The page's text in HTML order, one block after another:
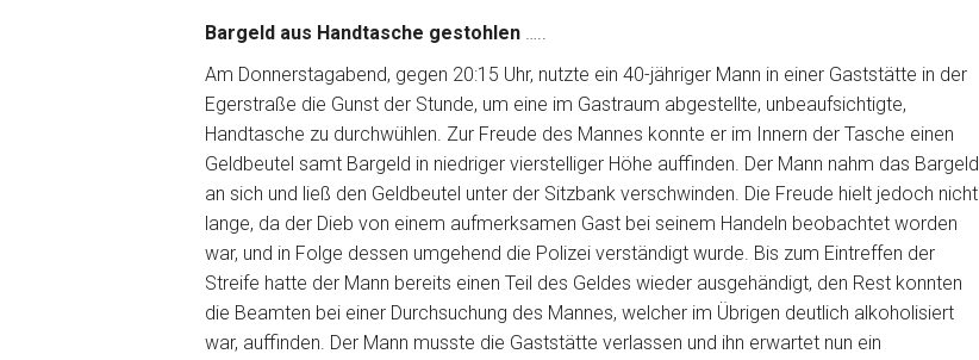
Bargeld aus Handtasche gestohlen …..
Am Donnerstagabend, gegen 20:15 Uhr, nutzte ein 40-jähriger Mann in einer Gaststätte in der
Egerstraße die Gunst der Stunde, um eine im Gastraum abgestellte, unbeaufsichtigte,
Handtasche zu durchwühlen. Zur Freude des Mannes konnte er im Innern der Tasche einen
Geldbeutel samt Bargeld in niedriger vierstelliger Höhe auffinden. Der Mann nahm das Bargeld
an sich und ließ den Geldbeutel unter der Sitzbank verschwinden. Die Freude hielt jedoch nicht
lange, da der Dieb von einem aufmerksamen Gast bei seinem Handeln beobachtet worden
war, und in Folge dessen umgehend die Polizei verständigt wurde. Bis zum Eintreffen der
Streife hatte der Mann bereits einen Teil des Geldes wieder ausgehändigt, den Rest konnten
die Beamten bei einer Durchsuchung des Mannes, welcher im Übrigen deutlich alkoholisiert
war, auffinden. Der Mann musste die Gaststätte verlassen und ihn erwartet nun ein